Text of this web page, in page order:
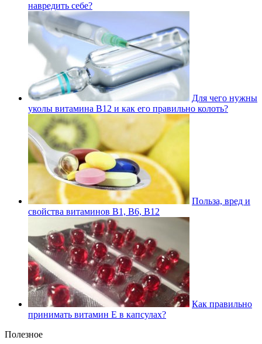
навредить себе?
Для чего нужны
уколы витамина В12 и как его правильно колоть?
Польза, вред и
свойства витаминов В1, В6, В12
Как правильно
принимать витамин Е в капсулах?
Полезное